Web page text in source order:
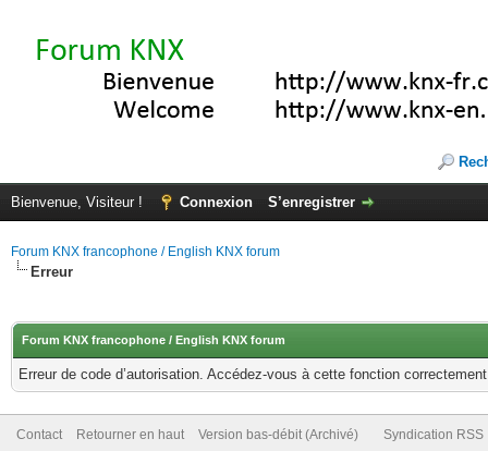
Bienvenue, Visiteur ! Connexion S’enregistrer
Forum KNX francophone / English KNX forum
Erreur
Forum KNX francophone / English KNX forum
Erreur de code d’autorisation. Accédez-vous à cette fonction
Contact Retourner en haut Version bas-débit (Archivé) Syndication RSS